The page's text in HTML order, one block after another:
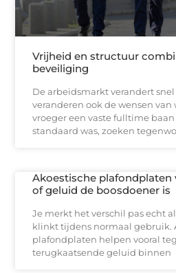
Vrijheid en structuur
beveiliging
De arbeidsmarkt verandert
veranderen ook de wensen van
vroeger een vaste fulltime
standaard was, zoeken
Akoestische plafondplaten
of geluid de boosdoener is
Je merkt het verschil pas echt
klinkt tijdens normaal gebruik.
plafondplaten helpen vooral
terugkaatsende geluid binnen